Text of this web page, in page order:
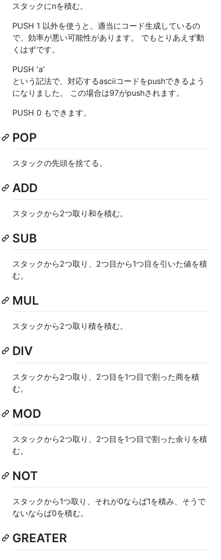
スタックにnを積む。
PUSH 1 以外を使うと、適当にコード生成しているの
で、効率が悪い可能性があります。 でもとりあえず動
くはずです。
PUSH 'a'
という記法で、対応するasciiコードをpushできるよう
になりました。 この場合は97がpushされます。
PUSH 0 もできます。
POP
スタックの先頭を捨てる。
ADD
スタックから2つ取り和を積む。
SUB
スタックから2つ取り、2つ目から1つ目を引いた値を積
む。
MUL
スタックから2つ取り積を積む。
DIV
スタックから2つ取り、2つ目を1つ目で割った商を積
む。
MOD
スタックから2つ取り、2つ目を1つ目で割った余りを積
む。
NOT
スタックから1つ取り、それが0ならば1を積み、そうで
ないならば0を積む。
GREATER